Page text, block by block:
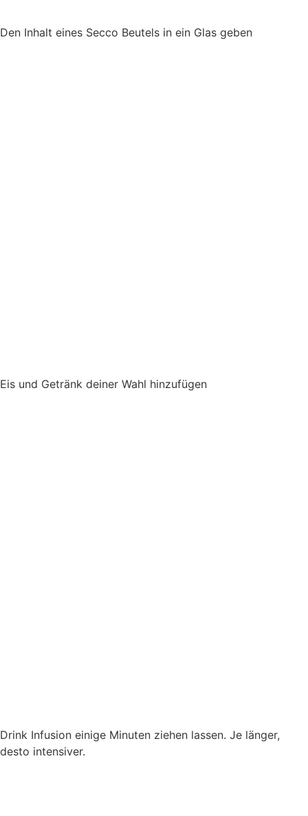
Den Inhalt eines Secco Beutels in ein Glas geben
Eis und Getränk deiner Wahl hinzufügen
Drink Infusion einige Minuten ziehen lassen. Je länger,
desto intensiver.